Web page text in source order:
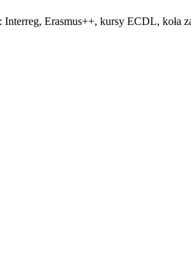
Erasmus++, kursy ECDL, koła